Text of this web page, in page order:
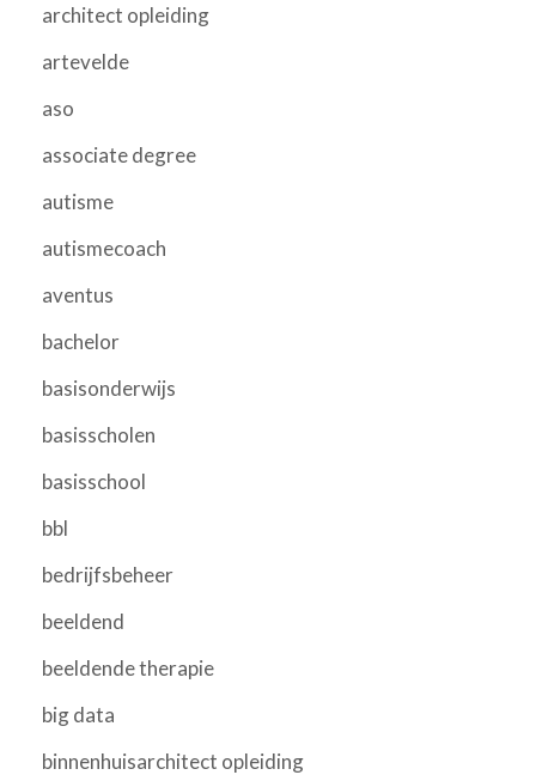
architect opleiding
artevelde
aso
associate degree
autisme
autismecoach
aventus
bachelor
basisonderwijs
basisscholen
basisschool
bbl
bedrijfsbeheer
beeldend
beeldende therapie
big data
binnenhuisarchitect opleiding